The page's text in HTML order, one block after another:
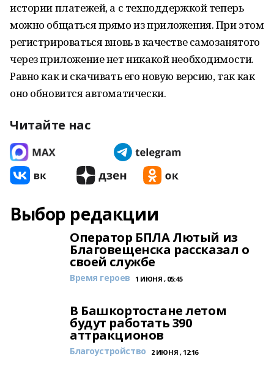
истории платежей, а с техподдержкой теперь
можно общаться прямо из приложения. При этом
регистрироваться вновь в качестве самозанятого
через приложение нет никакой необходимости.
Равно как и скачивать его новую версию, так как
оно обновится автоматически.
Читайте нас
Выбор редакции
Оператор БПЛА Лютый из
Благовещенска рассказал о
своей службе
Время героев 1 ИЮНЯ , 05:45
В Башкортостане летом
будут работать 390
аттракционов
Благоустройство 2 ИЮНЯ , 12:16